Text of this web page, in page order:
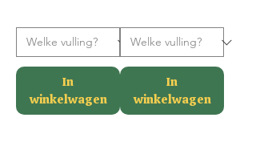
In
winkelwagen
In
winkelwagen